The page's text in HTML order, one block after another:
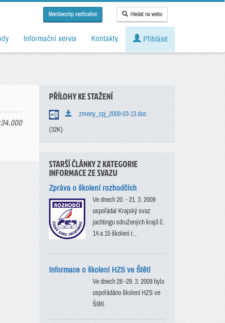
Membership verification Hledat na webu
Informační servis Kontakty Přihlásit
PŘÍLOHY KE STAŽENÍ
zmeny_zpj_2009-03-13.doc
(32K)
STARŠÍ ČLÁNKY Z KATEGORIE
INFORMACE ZE SVAZU
Zpráva o školení rozhodčích
Ve dnech 20. - 21. 3. 2009
uspořádal Krajský svaz
jachtingu sdružených krajů č.
14 a 15 školení r...
Informace o školení HZS ve Štětí
Ve dnech 28 -29. 3. 2009 bylo
uspořádáno školení HZS ve
Štětí.